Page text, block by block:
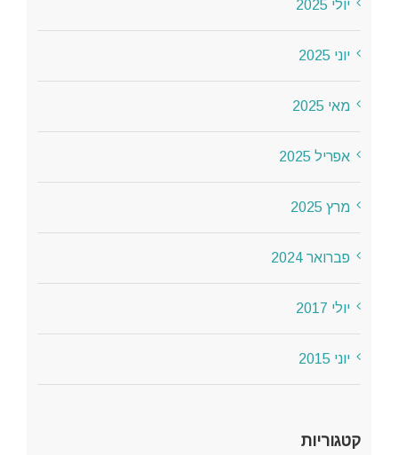
יולי 2025
יוני 2025
מאי 2025
אפריל 2025
מרץ 2025
פברואר 2024
יולי 2017
יוני 2015
קטגוריות